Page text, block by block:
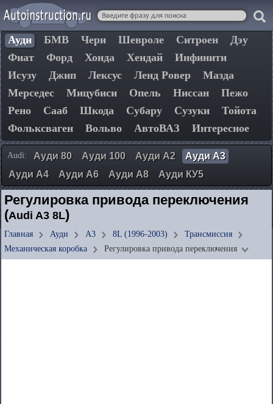
Ауди БМВ Чери Шевроле Ситроен
Дэу
Фиат
Форд Хонда Хендай
Инфинити
Исузу
Джип Лексус Ленд Ровер
Мазда
Мерседес
Мицубиси Опель Ниссан
Пежо
Рено
Сааб Шкода Субару Сузуки
Тойота
Фольксваген
Вольво АвтоВАЗ Интересное
Audi: Ауди 80 Ауди 100 Ауди А2
Ауди А3
Ауди А4
Ауди А6 Ауди А8 Ауди КУ5
Регулировка привода переключения
(Audi A3 8L)
Главная Ауди А3 8L (1996-2003)
Трансмиссия
Механическая коробка
Регулировка привода переключения